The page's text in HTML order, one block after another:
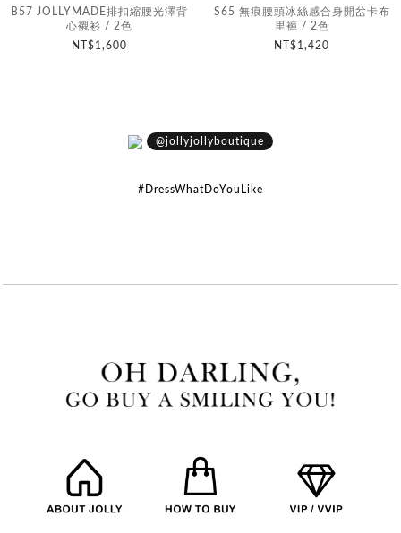
B57 JOLLYMADE排扣縮腰光澤背
心襯衫 / 2色
NT$1,600
S65 無痕腰頭冰絲感合身開岔卡布
里褲 / 2色
NT$1,420
@jollyjollyboutique
#DressWhatDoYouLike